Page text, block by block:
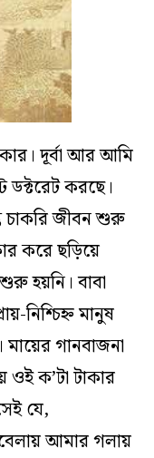
দূর্বা আর আমি
ডক্টরেট করছে।
চাকরি জীবন শুরু
করে ছড়িয়ে
হয়নি। বাবা
নিশ্চিহ্ন মানুষ
গানবাজনা
ওই ক’টা টাকার
যে,
আমার গলায়